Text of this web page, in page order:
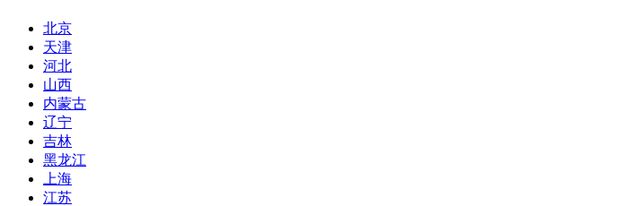
北京
天津
河北
山西
内蒙古
辽宁
吉林
黑龙江
上海
江苏